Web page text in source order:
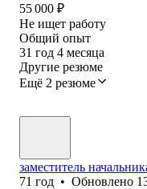
55 000 ₽
Не ищет работу
Общий опыт
31 год 4 месяца
Другие резюме
Ещё 2 резюме
заместитель
71 год • Обновлено